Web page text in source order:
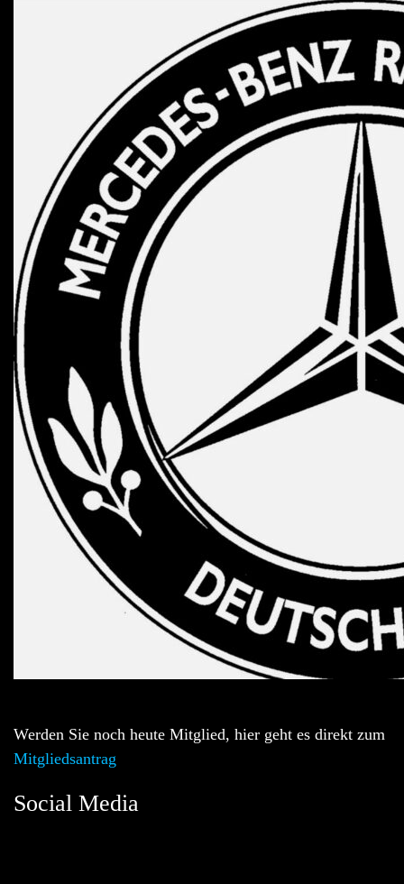
Werden Sie noch heute Mitglied, hier geht es direkt zum
Mitgliedsantrag
Social Media